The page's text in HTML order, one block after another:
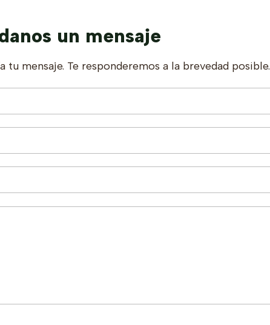
un mensaje
tu mensaje. Te responderemos a la brevedad posible.